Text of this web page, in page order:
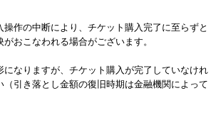
作の中断により、チケット購入完了に至らずと
おこなわれる場合がございます。
なりますが、チケット購入が完了していなけれ
引き落とし金額の復旧時期は金融機関によって